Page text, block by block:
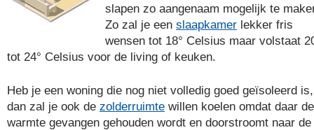
slapen zo aangenaam mogelijk te
Zo zal je een slaapkamer lekker fris
wensen tot 18° Celsius maar volstaat
tot 24° Celsius voor de living of keuken.
Heb je een woning die nog niet volledig goed geïsoleerd is,
dan zal je ook de zolderruimte willen koelen omdat daar de
warmte gevangen gehouden wordt en doorstroomt naar de